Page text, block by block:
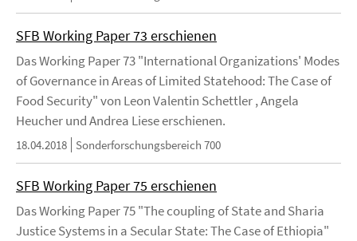
SFB Working Paper 73 erschienen
Das Working Paper 73 "International Organizations' Modes
of Governance in Areas of Limited Statehood: The Case of
Food Security" von Leon Valentin Schettler , Angela
Heucher und Andrea Liese erschienen.
18.04.2018 Sonderforschungsbereich 700
SFB Working Paper 75 erschienen
Das Working Paper 75 "The coupling of State and Sharia
Justice Systems in a Secular State: The Case of Ethiopia"